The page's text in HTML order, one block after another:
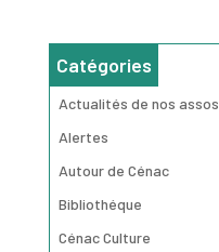
Catégories
Actualités de nos assos
Alertes
Autour de Cénac
Bibliothéque
Cénac Culture